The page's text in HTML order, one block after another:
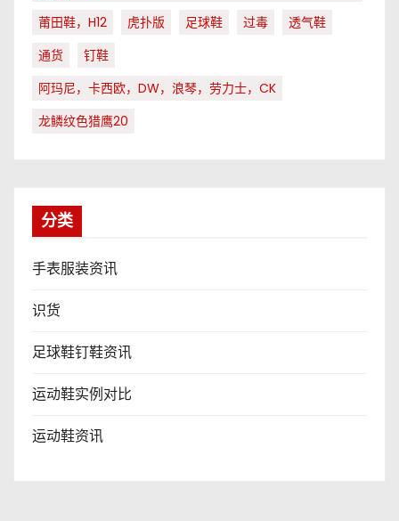
莆田鞋，H12
虎扑版 足球鞋 过毒
透气鞋
通货
钉鞋
阿玛尼，卡西欧，DW，浪琴，劳力士，CK
龙鳞纹色猎鹰20
分类
手表服装资讯
识货
足球鞋钉鞋资讯
运动鞋实例对比
运动鞋资讯